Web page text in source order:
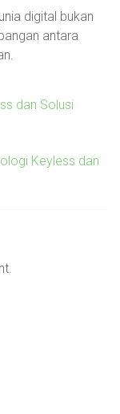
digital bukan
antara
dan Solusi
Keyless dan